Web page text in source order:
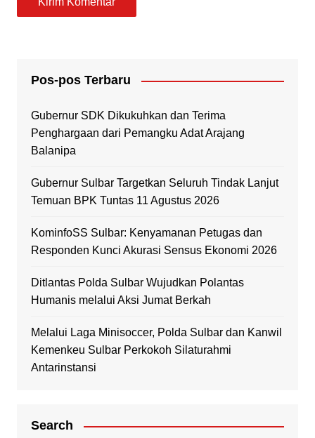
Pos-pos Terbaru
Gubernur SDK Dikukuhkan dan Terima
Penghargaan dari Pemangku Adat Arajang
Balanipa
Gubernur Sulbar Targetkan Seluruh Tindak Lanjut
Temuan BPK Tuntas 11 Agustus 2026
KominfoSS Sulbar: Kenyamanan Petugas dan
Responden Kunci Akurasi Sensus Ekonomi 2026
Ditlantas Polda Sulbar Wujudkan Polantas
Humanis melalui Aksi Jumat Berkah
Melalui Laga Minisoccer, Polda Sulbar dan Kanwil
Kemenkeu Sulbar Perkokoh Silaturahmi
Antarinstansi
Search